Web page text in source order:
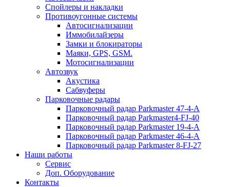
Спойлеры и накладки
Противоугонные системы
Автосигнализации
Иммобилайзеры
Замки и блокираторы
Маяки, GPS, GSM.
Мотосигнализации
Автозвук
Акустика
Сабвуферы
Парковочные радары
Парковочный радар Parkmaster 47-4-А
Парковочный радар Parkmaster4-FJ-40
Парковочный радар Parkmaster 19-4-А
Парковочный радар Parkmaster 46-4-A
Парковочный радар Parkmaster 8-FJ-27
Наши работы
Сервис
Доп. Оборудование
Контакты